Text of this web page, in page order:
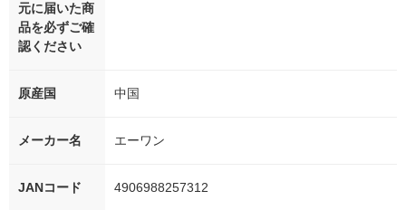
元に届いた商
品を必ずご確
認ください
原産国 中国
メーカー名 エーワン
JANコード 4906988257312